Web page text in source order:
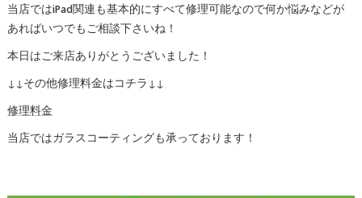
当店ではiPad関連も基本的にすべて修理可能なので何か悩みなどが
あればいつでもご相談下さいね！
本日はご来店ありがとうございました！
↓↓その他修理料金はコチラ↓↓
修理料金
当店ではガラスコーティングも承っております！